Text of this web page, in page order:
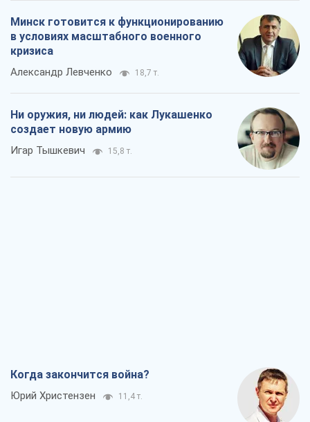
Минск готовится к функционированию
в условиях масштабного военного
кризиса
Александр Левченко 18,7 т.
Ни оружия, ни людей: как Лукашенко
создает новую армию
Игар Тышкевич 15,8 т.
Когда закончится война?
Юрий Христензен 11,4 т.